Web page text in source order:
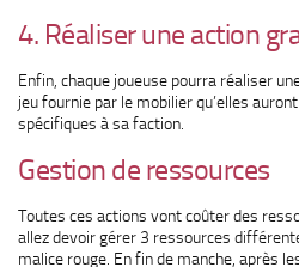
4. Réaliser une action
Enfin, chaque joueuse pourra réaliser
jeu fournie par le mobilier qu’elles
spécifiques à sa faction.
Gestion de ressources
Toutes ces actions vont coûter des
allez devoir gérer 3 ressources
malice rouge. En fin de manche, après